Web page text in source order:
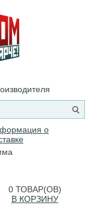
о
0ТОВАР(ОВ)
В КОРЗИНУ